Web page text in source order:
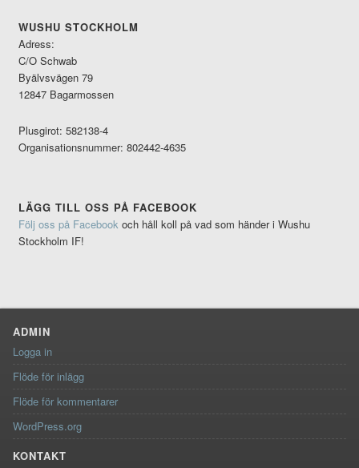
WUSHU STOCKHOLM
Adress:
C/O Schwab
Byälvsvägen 79
12847 Bagarmossen
Plusgirot: 582138-4
Organisationsnummer: 802442-4635
LÄGG TILL OSS PÅ FACEBOOK
Följ oss på Facebook och håll koll på vad som händer i Wushu
Stockholm IF!
ADMIN
Logga in
Flöde för inlägg
Flöde för kommentarer
WordPress.org
KONTAKT